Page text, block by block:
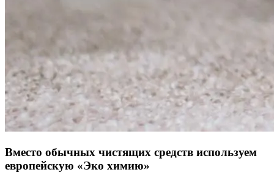
Вместо обычных чистящих средств используем
европейскую «Эко химию»